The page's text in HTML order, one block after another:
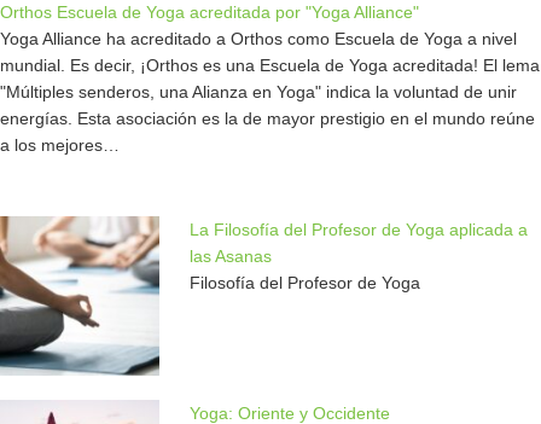
Orthos Escuela de Yoga acreditada por "Yoga Alliance"
Yoga Alliance ha acreditado a Orthos como Escuela de Yoga a nivel
mundial. Es decir, ¡Orthos es una Escuela de Yoga acreditada! El lema
"Múltiples senderos, una Alianza en Yoga" indica la voluntad de unir
energías. Esta asociación es la de mayor prestigio en el mundo reúne
a los mejores…
La Filosofía del Profesor de Yoga aplicada a
las Asanas
Filosofía del Profesor de Yoga
Yoga: Oriente y Occidente